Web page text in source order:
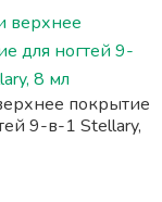
покрытие
9-в-1 Stellary,